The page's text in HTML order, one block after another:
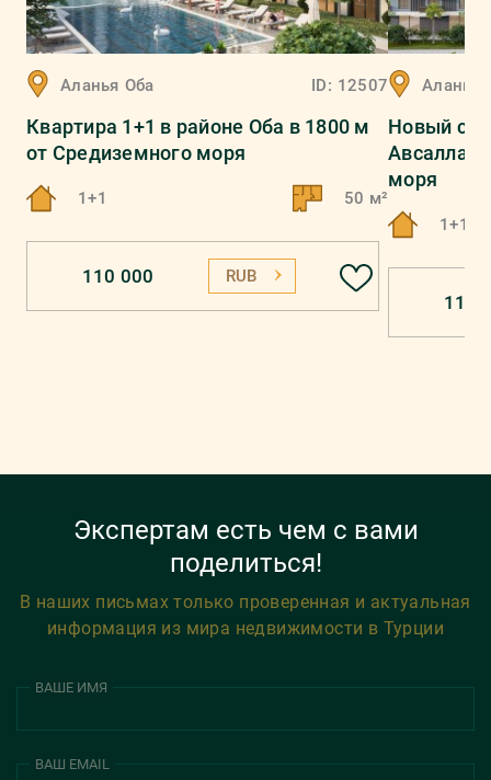
Аланья Оба ID: 12507
Квартира 1+1 в районе Оба в 1800 м
от Средиземного моря
1+1 50 м²
110 000 RUB
Аланья
Новый
Авсаллар
моря
1+1,
110
Экспертам есть чем с вами
поделиться!
В наших письмах только проверенная и актуальная
информация из мира недвижимости в Турции
ВАШЕ ИМЯ
ВАШ EMAIL